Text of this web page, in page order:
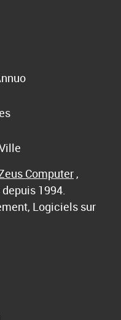
Computer ,
1994.
Logiciels sur